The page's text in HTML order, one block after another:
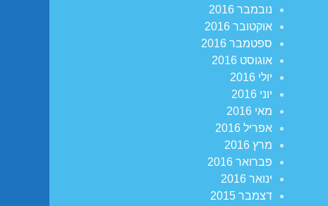
נובמבר 2016
אוקטובר 2016
ספטמבר 2016
אוגוסט 2016
יולי 2016
יוני 2016
מאי 2016
אפריל 2016
מרץ 2016
פברואר 2016
ינואר 2016
דצמבר 2015